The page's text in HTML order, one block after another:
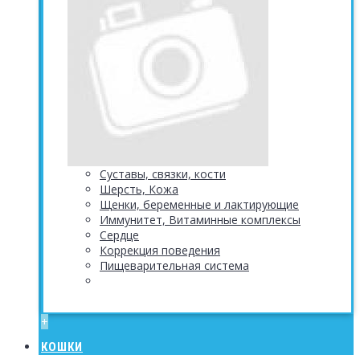
Суставы, связки, кости
Шерсть, Кожа
Щенки, беременные и лактирующие
Иммунитет, Витаминные комплексы
Сердце
Коррекция поведения
Пищеварительная система
+
КОШКИ